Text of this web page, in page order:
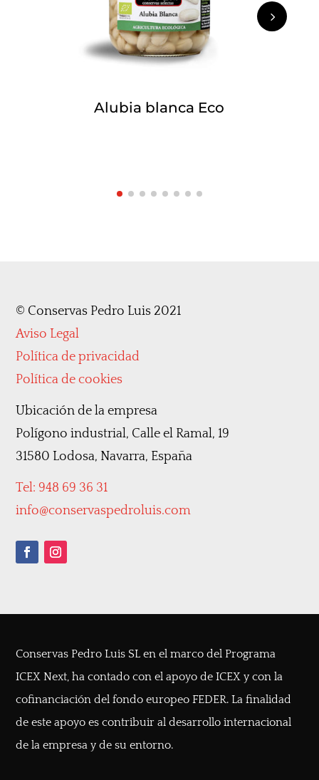
Alubia blanca Eco
5
© Conservas Pedro Luis 2021
Aviso Legal
Política de privacidad
Política de cookies
Ubicación de la empresa
Polígono industrial, Calle el Ramal, 19
31580 Lodosa, Navarra, España
Tel: 948 69 36 31
info@conservaspedroluis.com
Conservas Pedro Luis SL en el marco del Programa
ICEX Next, ha contado con el apoyo de ICEX y con la
cofinanciación del fondo europeo FEDER. La finalidad
de este apoyo es contribuir al desarrollo internacional
de la empresa y de su entorno.